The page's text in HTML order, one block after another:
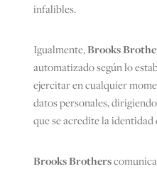
infalibles.
Igualmente,Brooks
automatizado según lo
ejercitar en cualquier
datos personales,
que se acredite la
Brooks Brothers